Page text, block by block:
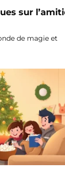
sur
de magie et